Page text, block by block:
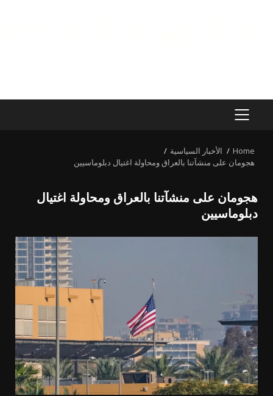
PRIMARY
Home
الأخبار السياسية
هجومان على منشآتنا بالعراق ومحاولة اغتيال دبلوماسيين
هجومان على منشآتنا بالعراق ومحاولة اغتيال
دبلوماسيين